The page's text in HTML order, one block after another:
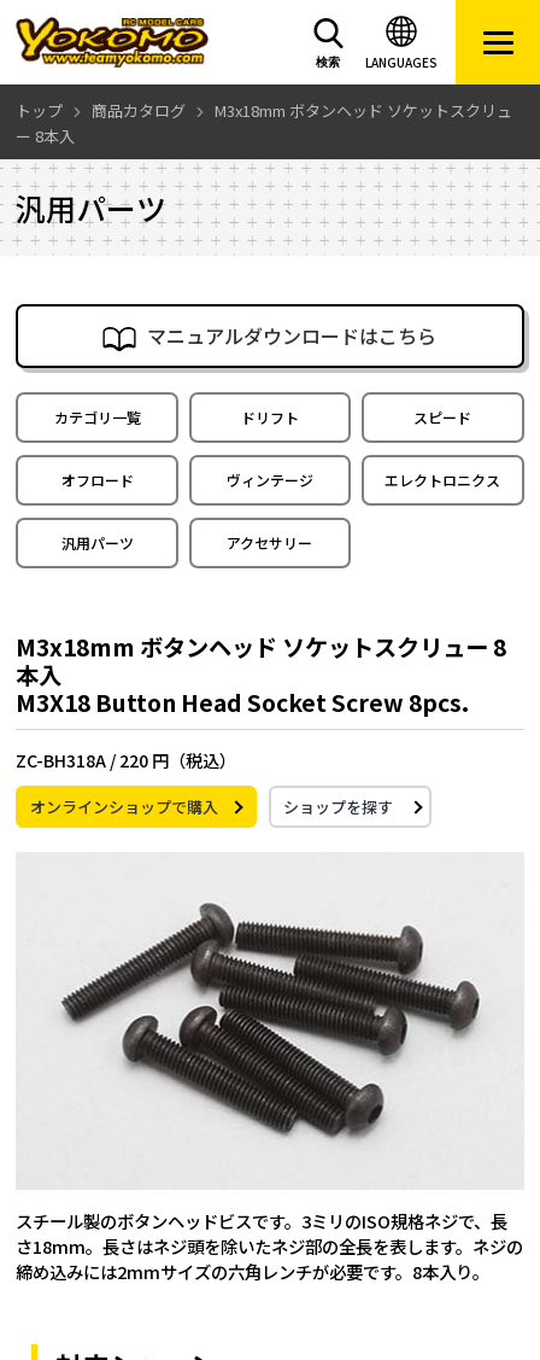
LANGUAGES
検索
トップ 商品カタログ
M3x18mm ボタンヘッド ソケットスクリュ
ー 8本入
汎用パーツ
マニュアルダウンロードはこちら
カテゴリ一覧 ドリフト スピード
オフロード ヴィンテージ エレクトロニクス
汎用パーツ アクセサリー
M3x18mm ボタンヘッド ソケットスクリュー 8
本入
M3X18 Button Head Socket Screw 8pcs.
ZC-BH318A / 220 円（税込）
オンラインショップで購入 ショップを探す
スチール製のボタンヘッドビスです。3ミリのISO規格ネジで、長
さ18mm。長さはネジ頭を除いたネジ部の全長を表します。ネジの
締め込みには2mmサイズの六角レンチが必要です。8本入り。